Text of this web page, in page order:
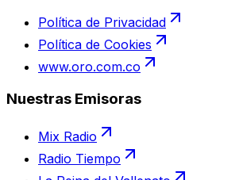
Política de Privacidad
Política de Cookies
www.oro.com.co
Nuestras Emisoras
Mix Radio
Radio Tiempo